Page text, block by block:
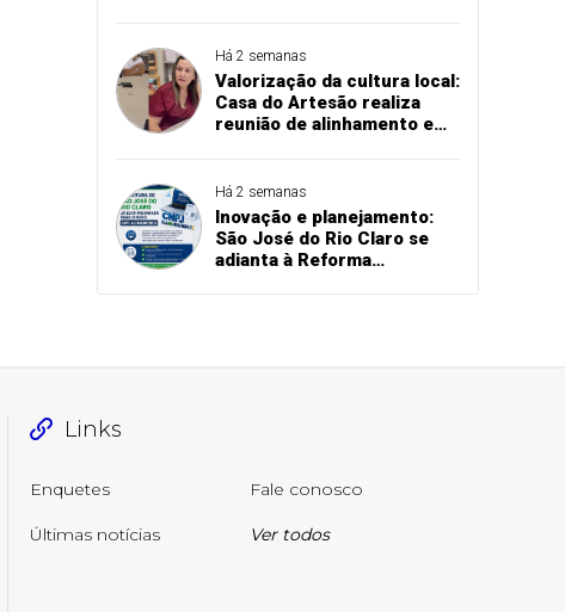
do Rio Claro
Há 2 semanas
Valorização da cultura local:
Casa do Artesão realiza
reunião de alinhamento e
Rio Claro
Há 2 semanas
Inovação e planejamento:
São José do Rio Claro se
adianta à Reforma
Links
Enquetes Fale conosco
Últimas notícias Ver todos